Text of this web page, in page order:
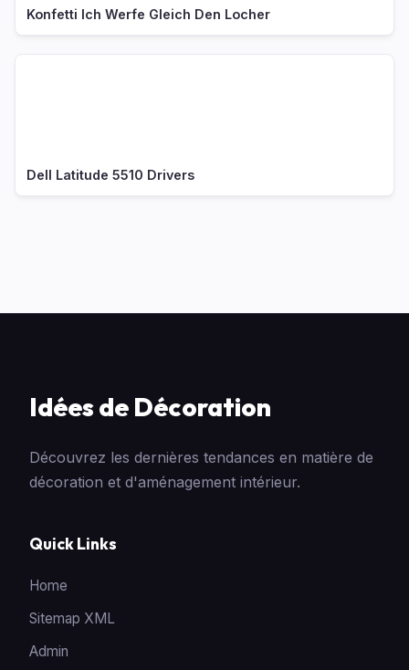
Konfetti Ich Werfe Gleich Den Locher
Dell Latitude 5510 Drivers
Idées de Décoration
Découvrez les dernières tendances en matière de
décoration et d'aménagement intérieur.
Quick Links
Home
Sitemap XML
Admin